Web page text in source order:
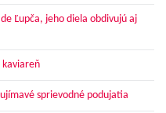
Ľupča, jeho diela obdivujú aj
kaviareň
sprievodné podujatia